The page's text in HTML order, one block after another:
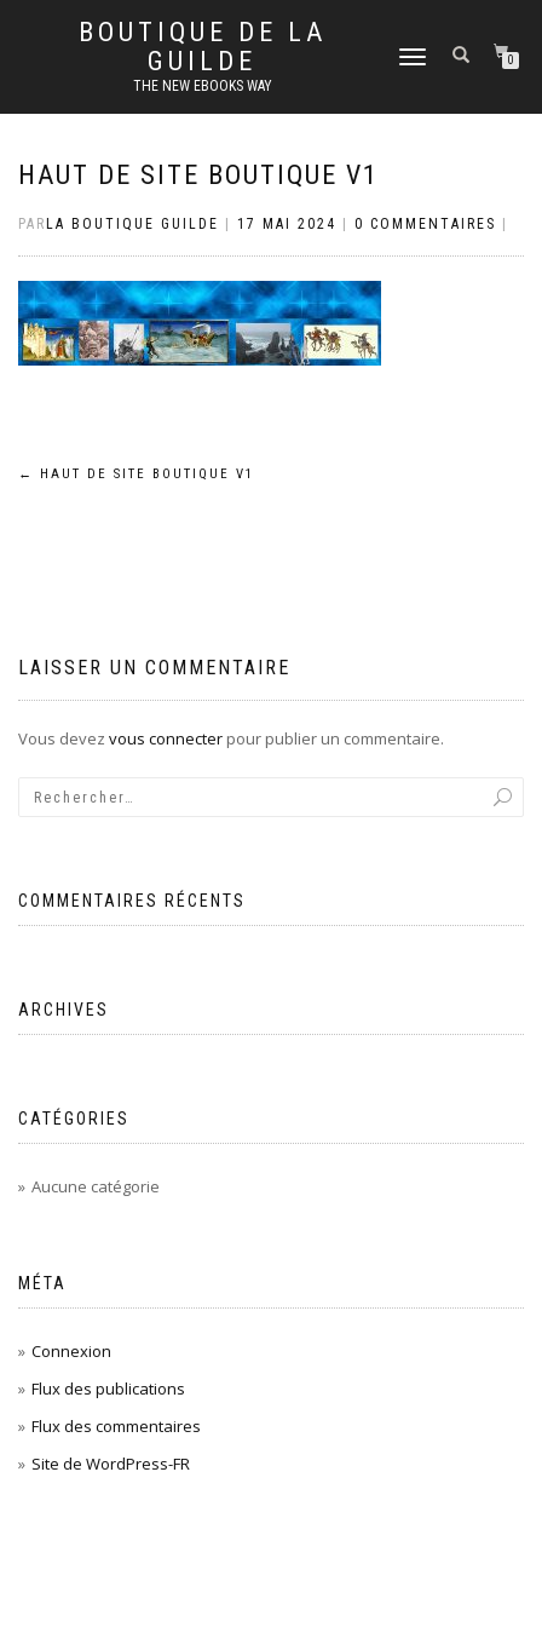
BOUTIQUE DE LA
GUILDE
THE NEW EBOOKS WAY
DÉPLIER
0
HAUT DE SITE BOUTIQUE V1
PAR LA BOUTIQUE GUILDE 17 MAI 2024 0 COMMENTAIRES
Navigation
← HAUT DE SITE BOUTIQUE V1
LAISSER UN COMMENTAIRE
Vous devez vous connecter pour publier un commentaire.
COMMENTAIRES RÉCENTS
ARCHIVES
CATÉGORIES
Aucune catégorie
MÉTA
Connexion
Flux des publications
Flux des commentaires
Site de WordPress-FR